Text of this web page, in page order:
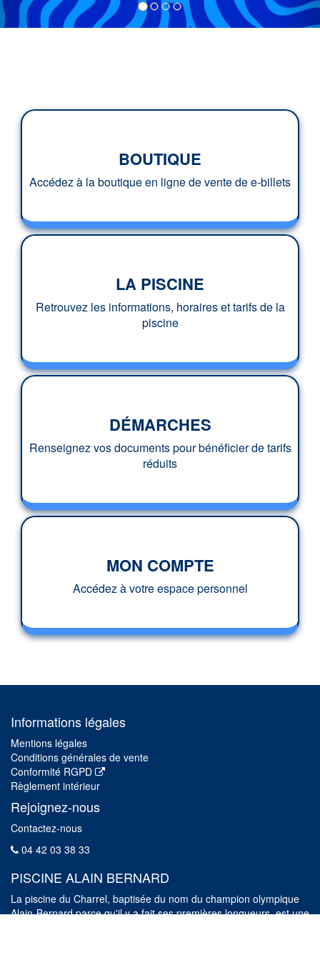
BOUTIQUE
Accédez à la boutique en ligne de vente de e-billets
LA PISCINE
Retrouvez les informations, horaires et tarifs de la
piscine
DÉMARCHES
Renseignez vos documents pour bénéficier de tarifs
réduits
MON COMPTE
Accédez à votre espace personnel
Informations légales
Mentions légales
Conditions générales de vente
Conformité RGPD
Règlement intérieur
Rejoignez-nous
Contactez-nous
04 42 03 38 33
PISCINE ALAIN BERNARD
La piscine du Charrel, baptisée du nom du champion olympique
Alain-Bernard parce qu'il y a fait ses premières longueurs, est une